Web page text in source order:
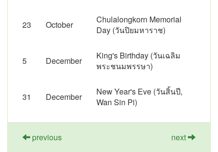
23 October
Chulalongkorn Memorial
Day (วันปิยมหาราช)
5 December
King's Birthday (วันเฉลิม
พระชนมพรรษา)
31 December
New Year's Eve (วันสิ้นปี,
Wan Sin Pi)
previous next